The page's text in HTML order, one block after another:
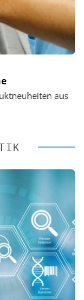
aus